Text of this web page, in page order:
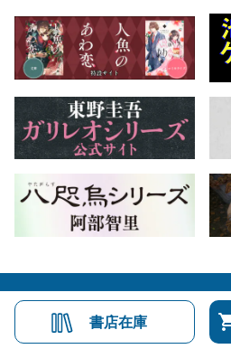
書店在庫
会社概要 自費出版のご
株式会社文藝春秋
Copyright ©